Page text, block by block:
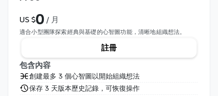
US $0 / 月
適合小型團隊探索經典與基礎的心智圖功能，清晰地組織想法。
註冊
包含內容
創建最多 3 個心智圖以開始組織想法
保存 3 天版本歷史記錄，可恢復操作